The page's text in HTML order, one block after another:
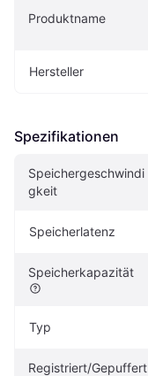
Produktname
Hersteller
Spezifikationen
Speichergeschwindi
gkeit
Speicherlatenz
Speicherkapazität
Typ
Registriert/Gepuffert